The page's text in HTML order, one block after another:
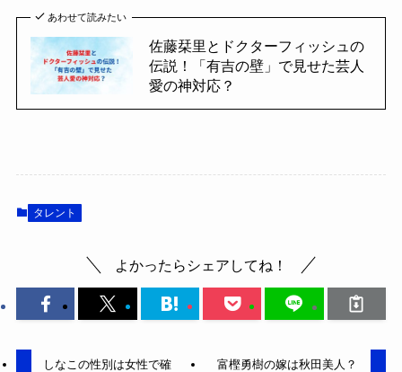
あわせて読みたい
佐藤栞里とドクターフィッシュの
伝説！「有吉の壁」で見せた芸人
愛の神対応？
タレント
よかったらシェアしてね！
しなこの性別は女性で確
富樫勇樹の嫁は秋田美人？